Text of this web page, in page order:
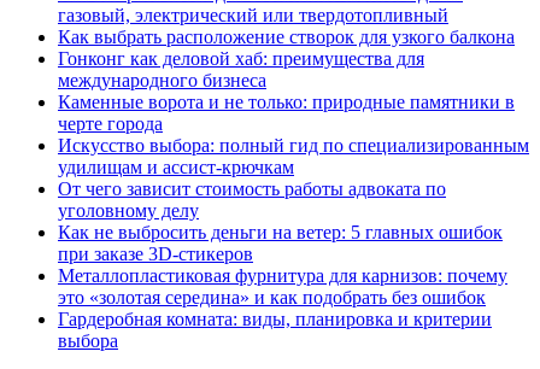
газовый, электрический или твердотопливный
Как выбрать расположение створок для узкого балкона
Гонконг как деловой хаб: преимущества для
международного бизнеса
Каменные ворота и не только: природные памятники в
черте города
Искусство выбора: полный гид по специализированным
удилищам и ассист-крючкам
От чего зависит стоимость работы адвоката по
уголовному делу
Как не выбросить деньги на ветер: 5 главных ошибок
при заказе 3D-стикеров
Металлопластиковая фурнитура для карнизов: почему
это «золотая середина» и как подобрать без ошибок
Гардеробная комната: виды, планировка и критерии
выбора